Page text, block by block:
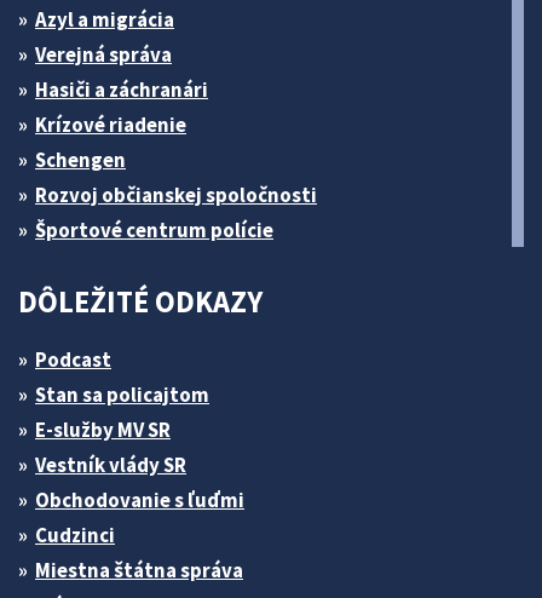
Azyl a migrácia
Verejná správa
Hasiči a záchranári
Krízové riadenie
Schengen
Rozvoj občianskej spoločnosti
Športové centrum polície
DÔLEŽITÉ ODKAZY
Podcast
Stan sa policajtom
E-služby MV SR
Vestník vlády SR
Obchodovanie s ľuďmi
Cudzinci
Miestna štátna správa